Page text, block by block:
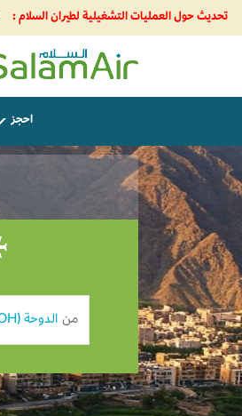
تحديث حول العمليات التشغيلية لطيران السلام :
SalamAir
احجز
من